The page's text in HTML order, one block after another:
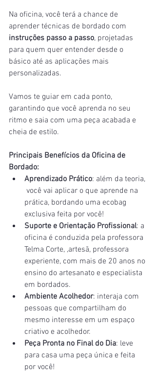
Na oficina, você terá a chance de
aprender técnicas de bordado com
instruções passo a passo, projetadas
para quem quer entender desde o
básico até as aplicações mais
personalizadas.
Vamos te guiar em cada ponto,
garantindo que você aprenda no seu
ritmo e saia com uma peça acabada e
cheia de estilo.
Principais Benefícios da Oficina de
Bordado:
Aprendizado Prático: além da teoria,
você vai aplicar o que aprende na
prática, bordando uma ecobag
exclusiva feita por você!
Suporte e Orientação Profissional: a
oficina é conduzida pela professora
Telma Corte, ,artesã, professora
experiente, com mais de 20 anos no
ensino do artesanato e especialista
em bordados.
Ambiente Acolhedor: interaja com
pessoas que compartilham do
mesmo interesse em um espaço
criativo e acolhedor.
Peça Pronta no Final do Dia: leve
para casa uma peça única e feita
por você!